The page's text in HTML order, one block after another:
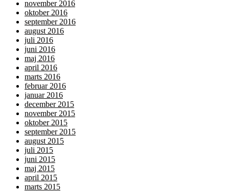
november 2016
oktober 2016
september 2016
august 2016
juli 2016
juni 2016
maj 2016
april 2016
marts 2016
februar 2016
januar 2016
december 2015
november 2015
oktober 2015
september 2015
august 2015
juli 2015
juni 2015
maj 2015
april 2015
marts 2015